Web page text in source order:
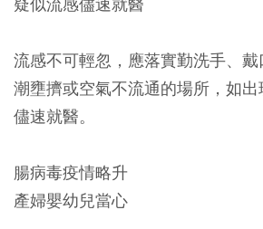
流感不可輕忽，應落實勤洗手、
潮壅擠或空氣不流通的場所，如
儘速就醫。
腸病毒疫情略升
產婦嬰幼兒當心